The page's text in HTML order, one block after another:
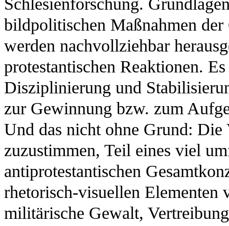
bildpolitischen Maßnahmen
werden nachvollziehbar
protestantischen Reaktionen.
Disziplinierung und
zur Gewinnung bzw. zum
Und das nicht ohne Grund:
zuzustimmen, Teil eines viel
antiprotestantischen
rhetorisch-visuellen
militärische Gewalt,